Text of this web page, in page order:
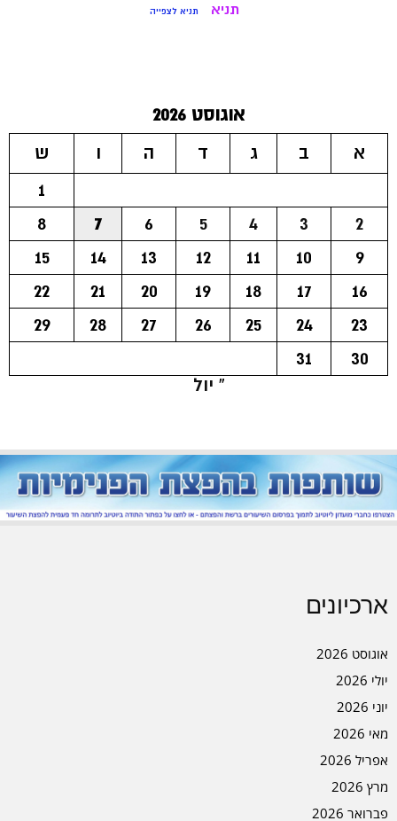
תניא תניא לצפייה
אוגוסט 2026
א
ב ג ד ה ו
ש
1
2
3
4
5
6
7
8
9
10
11
12
13
14
15
16
17
18
19
20
21
22
23
24
25
26
27
28
29
30
31
« יול
ארכיונים
אוגוסט 2026
יולי 2026
יוני 2026
מאי 2026
אפריל 2026
מרץ 2026
פברואר 2026